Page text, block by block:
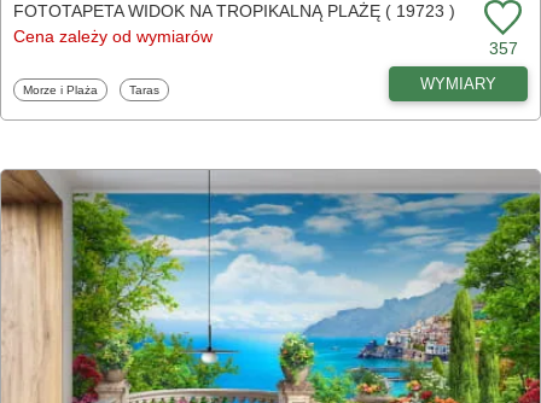
FOTOTAPETA WIDOK NA TROPIKALNĄ PLAŻĘ ( 19723 )
Cena zależy od wymiarów
357
Fototapety
Morze i Plaża Fototapety
Taras WYMIARY